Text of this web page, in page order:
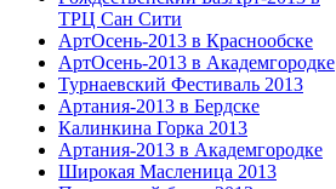
ТРЦ Сан Сити
АртОсень-2013 в Краснообске
АртОсень-2013 в Академгородке
Турнаевский Фестиваль 2013
Артания-2013 в Бердске
Калинкина Горка 2013
Артания-2013 в Академгородке
Широкая Масленица 2013